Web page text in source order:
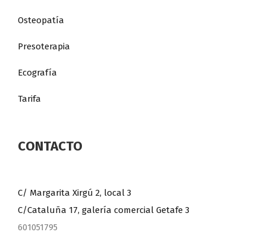
Osteopatía
Presoterapia
Ecografía
Tarifa
CONTACTO
C/ Margarita Xirgú 2, local 3
C/Cataluña 17, galería comercial Getafe 3
601051795